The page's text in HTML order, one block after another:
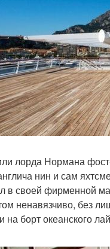
лорда Нормана
нин и сам
своей фирменной
ненавязчиво, без
борт океанского